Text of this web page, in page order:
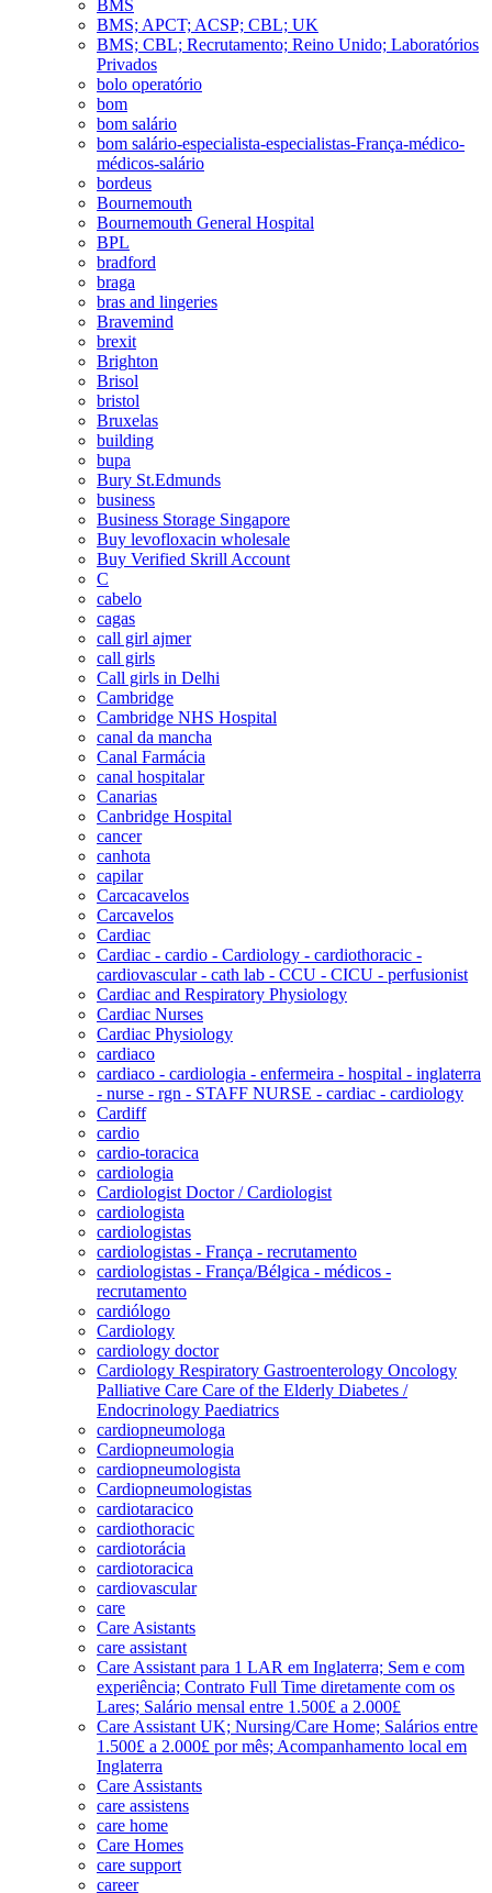
BMS
BMS; APCT; ACSP; CBL; UK
BMS; CBL; Recrutamento; Reino Unido; Laboratórios
Privados
bolo operatório
bom
bom salário
bom salário-especialista-especialistas-França-médico-
médicos-salário
bordeus
Bournemouth
Bournemouth General Hospital
BPL
bradford
braga
bras and lingeries
Bravemind
brexit
Brighton
Brisol
bristol
Bruxelas
building
bupa
Bury St.Edmunds
business
Business Storage Singapore
Buy levofloxacin wholesale
Buy Verified Skrill Account
C
cabelo
cagas
call girl ajmer
call girls
Call girls in Delhi
Cambridge
Cambridge NHS Hospital
canal da mancha
Canal Farmácia
canal hospitalar
Canarias
Canbridge Hospital
cancer
canhota
capilar
Carcacavelos
Carcavelos
Cardiac
Cardiac - cardio - Cardiology - cardiothoracic -
cardiovascular - cath lab - CCU - CICU - perfusionist
Cardiac and Respiratory Physiology
Cardiac Nurses
Cardiac Physiology
cardiaco
cardiaco - cardiologia - enfermeira - hospital - inglaterra
- nurse - rgn - STAFF NURSE - cardiac - cardiology
Cardiff
cardio
cardio-toracica
cardiologia
Cardiologist Doctor / Cardiologist
cardiologista
cardiologistas
cardiologistas - França - recrutamento
cardiologistas - França/Bélgica - médicos -
recrutamento
cardiólogo
Cardiology
cardiology doctor
Cardiology Respiratory Gastroenterology Oncology
Palliative Care Care of the Elderly Diabetes /
Endocrinology Paediatrics
cardiopneumologa
Cardiopneumologia
cardiopneumologista
Cardiopneumologistas
cardiotaracico
cardiothoracic
cardiotorácia
cardiotoracica
cardiovascular
care
Care Asistants
care assistant
Care Assistant para 1 LAR em Inglaterra; Sem e com
experiência; Contrato Full Time diretamente com os
Lares; Salário mensal entre 1.500£ a 2.000£
Care Assistant UK; Nursing/Care Home; Salários entre
1.500£ a 2.000£ por mês; Acompanhamento local em
Inglaterra
Care Assistants
care assistens
care home
Care Homes
care support
career